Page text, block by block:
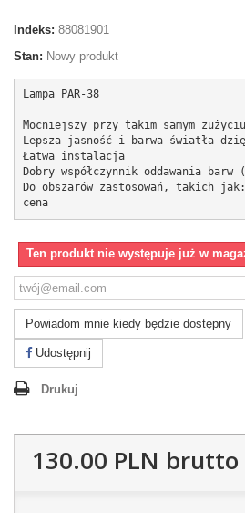
Indeks: 88081901
Stan: Nowy produkt
Lampa PAR-38
Mocniejszy przy takim samym
Lepsza jasność i barwa światła
Łatwa instalacja
Dobry współczynnik oddawania barw
Do obszarów zastosowań, takich
cena
Ten produkt nie występuje już w
Powiadom mnie kiedy będzie dostępny
Udostępnij
Drukuj
130.00 PLN brutto